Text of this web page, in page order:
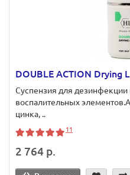
DOUBLE ACTION Drying
Суспензия для
воспалительных
цинка, ..
11
2 764 р.